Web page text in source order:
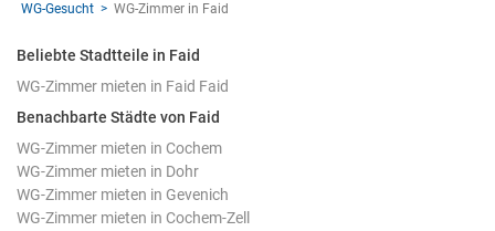
WG-Gesucht WG-Zimmer in Faid
Beliebte Stadtteile in Faid
WG-Zimmer mieten in Faid Faid
Benachbarte Städte von Faid
WG-Zimmer mieten in Cochem
WG-Zimmer mieten in Dohr
WG-Zimmer mieten in Gevenich
WG-Zimmer mieten in Cochem-Zell